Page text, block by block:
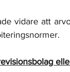
vidare att